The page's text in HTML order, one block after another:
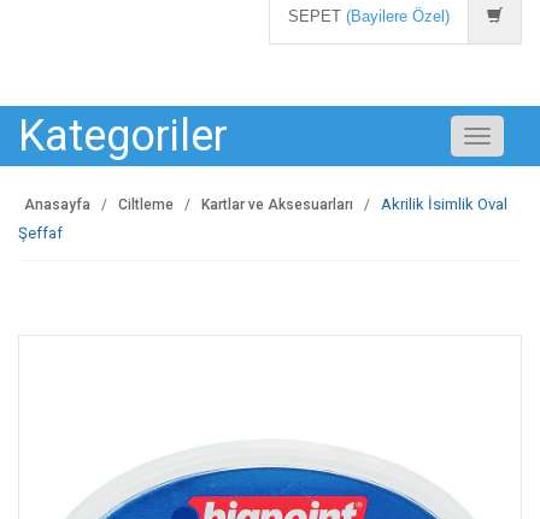
SEPET (Bayilere Özel)
Kategoriler
Toggle
Anasayfa Ciltleme Kartlar ve Aksesuarları
Akrilik İsimlik Oval
Şeffaf